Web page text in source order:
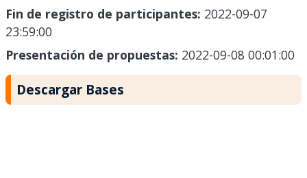
Fin de registro de participantes: 2022-09-07
23:59:00
Presentación de propuestas: 2022-09-08 00:01:00
Descargar Bases